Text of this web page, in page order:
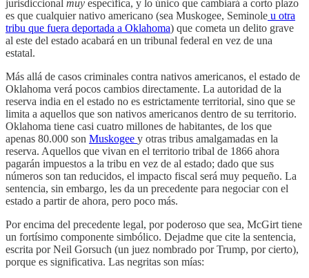
jurisdiccional muy específica, y lo único que cambiará a corto plazo
es que cualquier nativo americano (sea Muskogee, Seminole u otra
tribu que fuera deportada a Oklahoma) que cometa un delito grave
al este del estado acabará en un tribunal federal en vez de una
estatal.
Más allá de casos criminales contra nativos americanos, el estado de
Oklahoma verá pocos cambios directamente. La autoridad de la
reserva india en el estado no es estrictamente territorial, sino que se
limita a aquellos que son nativos americanos dentro de su territorio.
Oklahoma tiene casi cuatro millones de habitantes, de los que
apenas 80.000 son Muskogee y otras tribus amalgamadas en la
reserva. Aquellos que vivan en el territorio tribal de 1866 ahora
pagarán impuestos a la tribu en vez de al estado; dado que sus
números son tan reducidos, el impacto fiscal será muy pequeño. La
sentencia, sin embargo, les da un precedente para negociar con el
estado a partir de ahora, pero poco más.
Por encima del precedente legal, por poderoso que sea, McGirt tiene
un fortísimo componente simbólico. Dejadme que cite la sentencia,
escrita por Neil Gorsuch (un juez nombrado por Trump, por cierto),
porque es significativa. Las negritas son mías: